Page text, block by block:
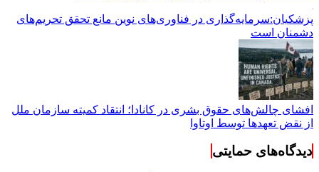
پزشکیان:سرمایه‌گذاری در فناوری‌های نوین مانع تحقق تحریم‌های
دشمنان است
افشای چالش‌های حقوق بشری در کانادا؛ انتقاد کمیته سازمان ملل
از نقض تعهد‌ها توسط اوتاوا
دیدگاه‌های حمایتی